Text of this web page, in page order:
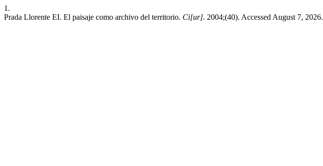
1.
Prada Llorente EI. El paisaje como archivo del territorio. Ci[ur]. 2004;(40). Accessed August 7, 2026.